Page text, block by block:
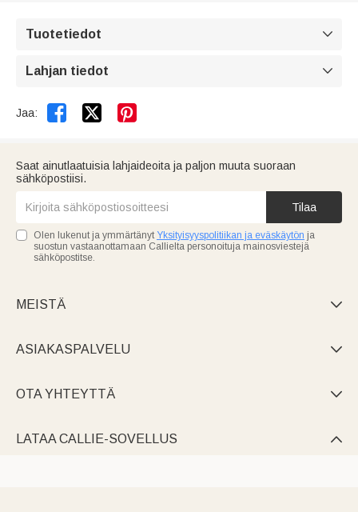
Tuotetiedot 
Lahjan tiedot 
Jaa:  
Saat ainutlaatuisia lahjaideoita ja paljon muuta suoraan
sähköpostiisi.
Tilaa
Olen lukenut ja ymmärtänyt Yksityisyyspolitiikan ja eväskäytön ja
suostun vastaanottamaan Callielta personoituja mainosviestejä
sähköpostitse.
MEISTÄ 
ASIAKASPALVELU 
OTA YHTEYTTÄ 
LATAA CALLIE-SOVELLUS 